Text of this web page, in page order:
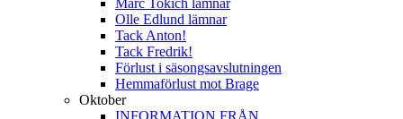
Olle Edlund lämnar
Tack Anton!
Tack Fredrik!
Förlust i säsongsavslutningen
Hemmaförlust mot Brage
Oktober
INFORMATION FRÅN